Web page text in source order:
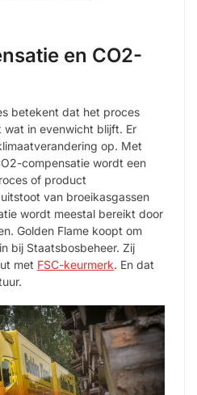
en CO2-
betekent dat het proces
wat in evenwicht blijft. Er
op. Met
compensatie wordt een
of product
van broeikasgassen
wordt meestal bereikt door
Golden Flame koopt om
bij Staatsbosbeheer. Zij
met FSC-keurmerk. En dat